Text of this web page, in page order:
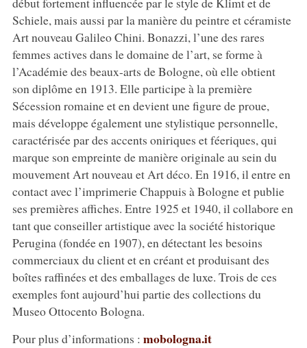
Schiele, mais aussi par la manière du peintre et céramiste
Art nouveau Galileo Chini. Bonazzi, l’une des rares
femmes actives dans le domaine de l’art, se forme à
l’Académie des beaux-arts de Bologne, où elle obtient
son diplôme en 1913. Elle participe à la première
Sécession romaine et en devient une figure de proue,
mais développe également une stylistique personnelle,
caractérisée par des accents oniriques et féeriques, qui
marque son empreinte de manière originale au sein du
mouvement Art nouveau et Art déco. En 1916, il entre en
contact avec l’imprimerie Chappuis à Bologne et publie
ses premières affiches. Entre 1925 et 1940, il collabore en
tant que conseiller artistique avec la société historique
Perugina (fondée en 1907), en détectant les besoins
commerciaux du client et en créant et produisant des
boîtes raffinées et des emballages de luxe. Trois de ces
exemples font aujourd’hui partie des collections du
Museo Ottocento Bologna.
Pour plus d’informations : mobologna.it